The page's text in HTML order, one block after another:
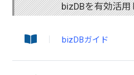
bizDBを有効活用
bizDBガイド